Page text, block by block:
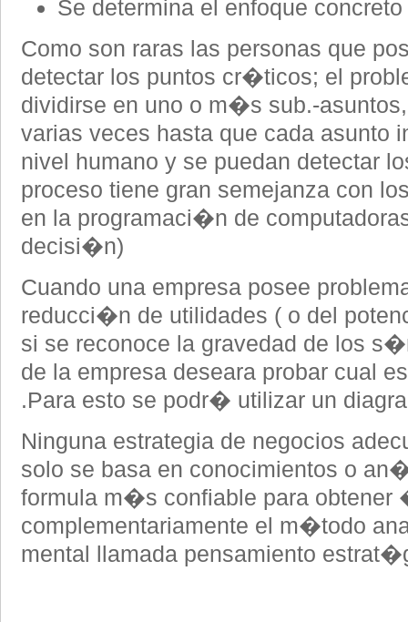
Se determina el enfoque
Como son raras las personas que
detectar los puntos cr�ticos; el
dividirse en uno o m�s sub.-
varias veces hasta que cada asunto
nivel humano y se puedan detectar
proceso tiene gran semejanza con
en la programaci�n de
decisi�n)
Cuando una empresa posee
reducci�n de utilidades ( o del
si se reconoce la gravedad de los
de la empresa deseara probar cual
.Para esto se podr� utilizar un
Ninguna estrategia de negocios
solo se basa en conocimientos o
formula m�s confiable para obtener
complementariamente el m�todo
mental llamada pensamiento